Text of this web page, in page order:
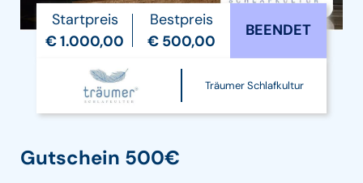
Startpreis
€ 1.000,00
Bestpreis
€ 500,00
BEENDET
Träumer Schlafkultur
Gutschein 500€